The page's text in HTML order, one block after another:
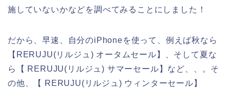
施していないかなどを調べてみることにしました！
だから、早速、自分のiPhoneを使って、例えば秋なら
【RERUJU(リルジュ) オータムセール】、そして夏な
ら【 RERUJU(リルジュ) サマーセール】など、、。そ
の他、【 RERUJU(リルジュ) ウィンターセール】